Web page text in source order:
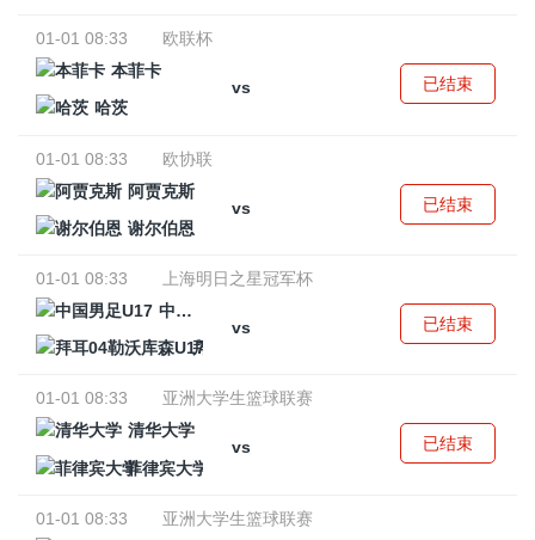
01-01 08:33
欧联杯
本菲卡
vs
哈茨
已结束
01-01 08:33
欧协联
阿贾克斯
vs
谢尔伯恩
已结束
01-01 08:33
上海明日之星冠军杯
中国男足U17
vs
拜耳04勒沃库森U17
已结束
01-01 08:33
亚洲大学生篮球联赛
清华大学
vs
菲律宾大学
已结束
01-01 08:33
亚洲大学生篮球联赛